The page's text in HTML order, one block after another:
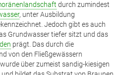
durch zumindest
, unter Ausbildung
Jedoch gibt es auch
Grundwasser tiefer sitzt und das
prägt. Das durch die
von den Fließgewässern
über zumeist sandig-kiesigen